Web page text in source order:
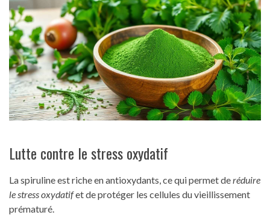
Lutte contre le stress oxydatif
La spiruline est riche en antioxydants, ce qui permet deréduire
le stress oxydatifet de protéger les cellules du vieillissement
prématuré.